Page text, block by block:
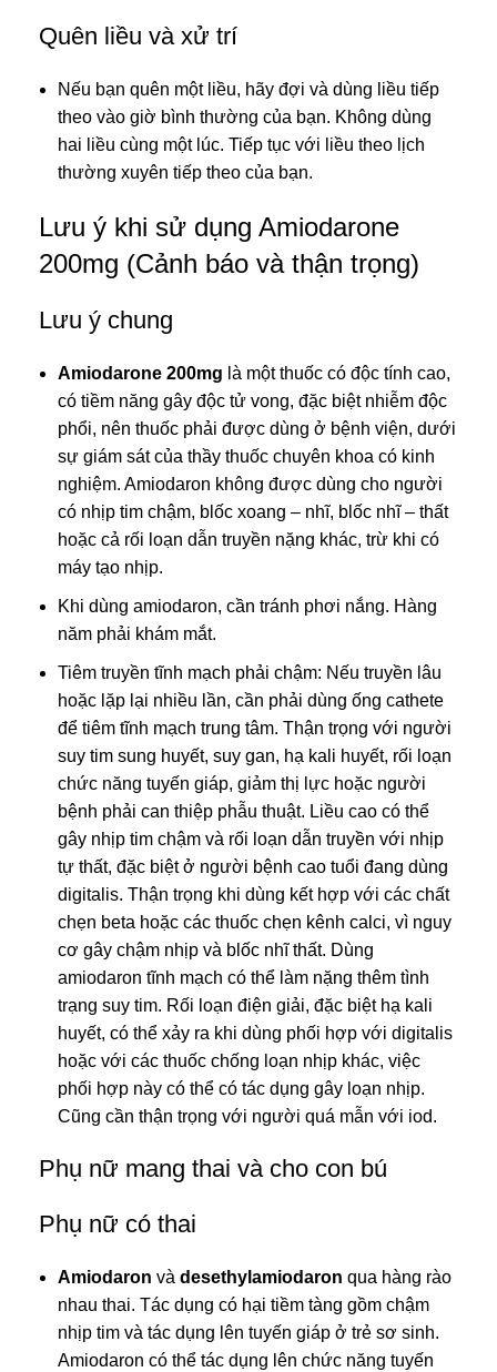
Quên liều và xử trí
Nếu bạn quên một liều, hãy đợi và dùng liều tiếp
theo vào giờ bình thường của bạn. Không dùng
hai liều cùng một lúc. Tiếp tục với liều theo lịch
thường xuyên tiếp theo của bạn.
Lưu ý khi sử dụng Amiodarone
200mg (Cảnh báo và thận trọng)
Lưu ý chung
Amiodarone 200mg là một thuốc có độc tính cao,
có tiềm năng gây độc tử vong, đặc biệt nhiễm độc
phổi, nên thuốc phải được dùng ở bệnh viện, dưới
sự giám sát của thầy thuốc chuyên khoa có kinh
nghiệm. Amiodaron không được dùng cho người
có nhịp tim chậm, blốc xoang – nhĩ, blốc nhĩ – thất
hoặc cả rối loạn dẫn truyền nặng khác, trừ khi có
máy tạo nhịp.
Khi dùng amiodaron, cần tránh phơi nắng. Hàng
năm phải khám mắt.
Tiêm truyền tĩnh mạch phải chậm: Nếu truyền lâu
hoặc lặp lại nhiều lần, cần phải dùng ống cathete
để tiêm tĩnh mạch trung tâm. Thận trọng với người
suy tim sung huyết, suy gan, hạ kali huyết, rối loạn
chức năng tuyến giáp, giảm thị lực hoặc người
bệnh phải can thiệp phẫu thuật. Liều cao có thể
gây nhịp tim chậm và rối loạn dẫn truyền với nhịp
tự thất, đặc biệt ở người bệnh cao tuổi đang dùng
digitalis. Thận trọng khi dùng kết hợp với các chất
chẹn beta hoặc các thuốc chẹn kênh calci, vì nguy
cơ gây chậm nhịp và blốc nhĩ thất. Dùng
amiodaron tĩnh mạch có thể làm nặng thêm tình
trạng suy tim. Rối loạn điện giải, đặc biệt hạ kali
huyết, có thể xảy ra khi dùng phối hợp với digitalis
hoặc với các thuốc chống loạn nhịp khác, việc
phối hợp này có thể có tác dụng gây loạn nhịp.
Cũng cần thận trọng với người quá mẫn với iod.
Phụ nữ mang thai và cho con bú
Phụ nữ có thai
Amiodaron và desethylamiodaron qua hàng rào
nhau thai. Tác dụng có hại tiềm tàng gồm chậm
nhịp tim và tác dụng lên tuyến giáp ở trẻ sơ sinh.
Amiodaron có thể tác dụng lên chức năng tuyến